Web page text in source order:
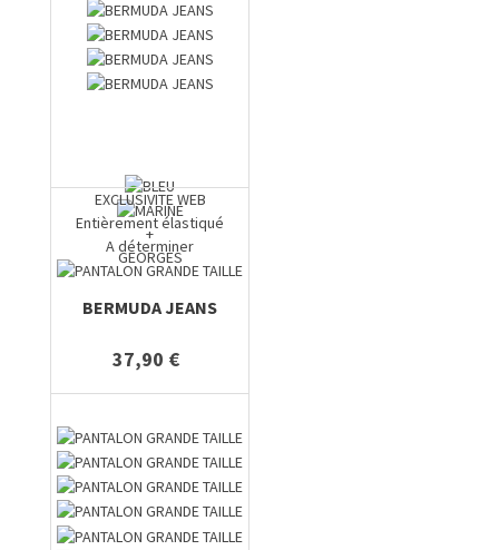
+
GEORGES
BERMUDA JEANS
37,90 €
EXCLUSIVITE WEB
Entièrement élastiqué
A déterminer